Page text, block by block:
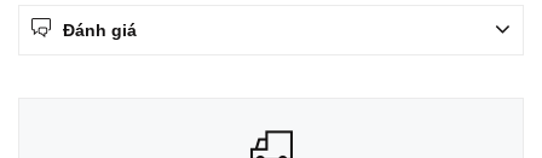
Đánh giá